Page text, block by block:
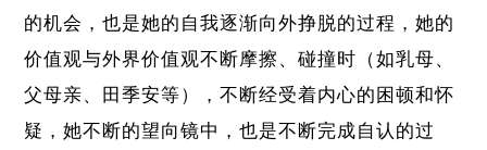
的机会，也是她的自我逐渐向外挣脱的过程，她的
价值观与外界价值观不断摩擦、碰撞时（如乳母、
父母亲、田季安等），不断经受着内心的困顿和怀
疑，她不断的望向镜中，也是不断完成自认的过